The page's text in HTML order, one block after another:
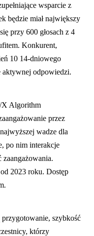
wsparcie z
będzie miał największy
przy 600 głosach z 4
Konkurent,
10 14-dniowego
aktywnej odpowiedzi.
X Algorithm
przez
wadze dla
po nim interakcje
zaangażowania.
2023 roku. Dostęp
szybkość
którzy